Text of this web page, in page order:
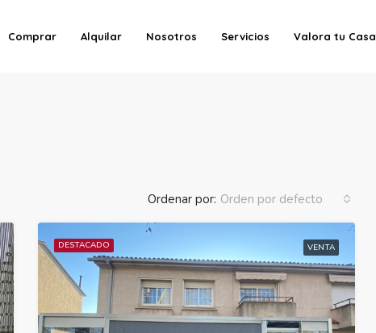
Comprar Alquilar Nosotros Servicios Valora tu Casa
Ordenar por: Orden por defecto
DESTACADO VENTA